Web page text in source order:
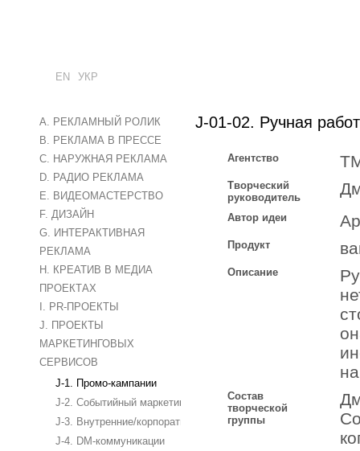
EN УКР
A. РЕКЛАМНЫЙ РОЛИК
B. РЕКЛАМА В ПРЕССЕ
C. НАРУЖНАЯ РЕКЛАМА
D. РАДИО РЕКЛАМА
E. ВИДЕОМАСТЕРСТВО
F. ДИЗАЙН
G. ИНТЕРАКТИВНАЯ
РЕКЛАМА
H. КРЕАТИВ В МЕДИА
ПРОЕКТАХ
I. PR-ПРОЕКТЫ
J. ПРОЕКТЫ
МАРКЕТИНГОВЫХ
СЕРВИСОВ
J-1. Промо-кампании
J-2. Событийный маркетинг
J-3. Внутренние/корпоративные мероприятия
J-4. DM-коммуникации
J-01-02. Ручная
Агентство
Творческий
руководитель
Автор идеи
Продукт
Описание
Состав
творческой
группы